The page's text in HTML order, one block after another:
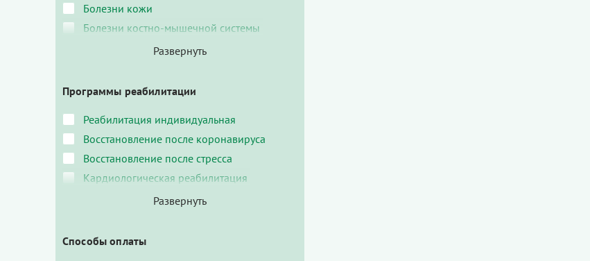
Болезни кожи
Болезни костно-мышечной системы
Программы реабилитации
Реабилитация индивидуальная
Восстановление после коронавируса
Восстановление после стресса
Кардиологическая реабилитация
Способы оплаты